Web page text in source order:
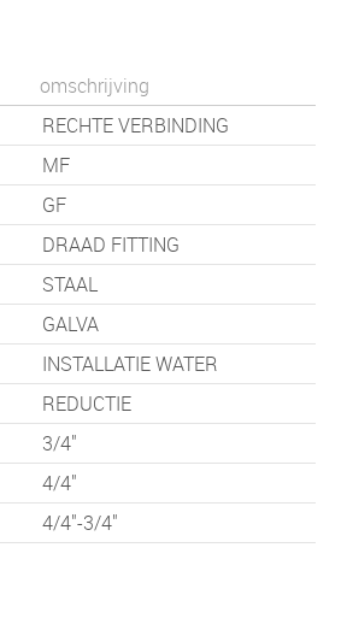
omschrijving
RECHTE VERBINDING
MF
GF
DRAAD FITTING
STAAL
GALVA
INSTALLATIE WATER
REDUCTIE
3/4"
4/4"
4/4"-3/4"